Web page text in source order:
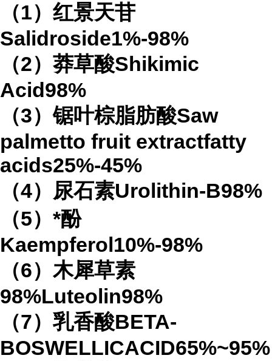
（1）红景天苷
Salidroside1%-98%
（2）莽草酸Shikimic
Acid98%
（3）锯叶棕脂肪酸Saw
palmetto fruit extractfatty
acids25%-45%
（4）尿石素Urolithin-B98%
（5）*酚
Kaempferol10%-98%
（6）木犀草素
98%Luteolin98%
（7）乳香酸BETA-
BOSWELLICACID65%~95%